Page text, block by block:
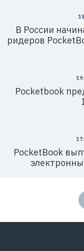
В России
ридеров
Pocketbook
PocketBook